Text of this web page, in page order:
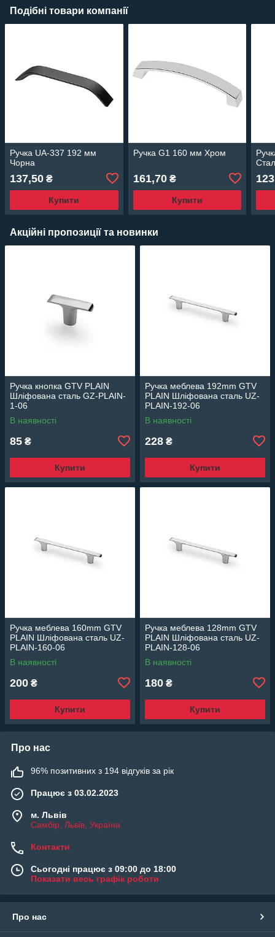
Подібні товари компанії
Ручка UA-337 192 мм
Чорна
137,50 ₴
Купити
Ручка G1 160 мм Хром
161,70₴
Купити
Акційні пропозиції та новинки
Ручка кнопка GTV PLAIN
Шліфована сталь GZ-PLAIN-
1-06
В наявності
85 ₴
Купити
Ручка меблева 192mm GTV
PLAIN Шліфована сталь UZ-
PLAIN-192-06
В наявності
228 ₴
Купити
Ручка меблева 160mm GTV
PLAIN Шліфована сталь UZ-
PLAIN-160-06
В наявності
200 ₴
Купити
Ручка меблева 128mm GTV
PLAIN Шліфована сталь UZ-
PLAIN-128-06
В наявності
180 ₴
Купити
Про нас
96% позитивних з 194 відгуків за рік
Працює з 03.02.2023
м. Львів
Самбір, Львів, Україна
Контакти
Сьогодні працює з 09:00 до 18:00
Показати весь графік роботи
Про нас